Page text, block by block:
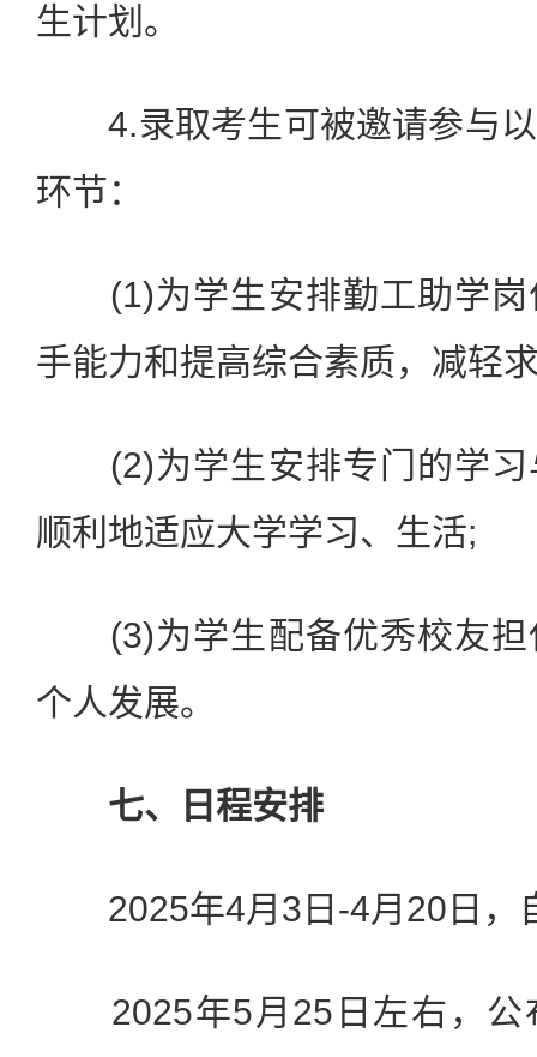
生计划。
4.录取考生可被邀请参与以
环节：
(1)为学生安排勤工助学岗
手能力和提高综合素质，减轻
(2)为学生安排专门的学习
顺利地适应大学学习、生活;
(3)为学生配备优秀校友担
个人发展。
七、日程安排
2025年4月3日-4月20日，
2025年5月25日左右，公